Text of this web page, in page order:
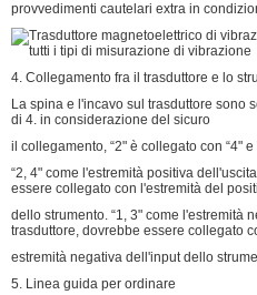
provvedimenti cautelari extra in
4. Collegamento fra il trasduttore e lo
La spina e l'incavo sul trasduttore sono
di 4. in considerazione del sicuro
il collegamento, “2" è collegato con “4"
“2, 4" come l'estremità positiva
essere collegato con l'estremità del
dello strumento. “1, 3" come l'estremità
trasduttore, dovrebbe essere collegato
estremità negativa dell'input dello
5. Linea guida per ordinare